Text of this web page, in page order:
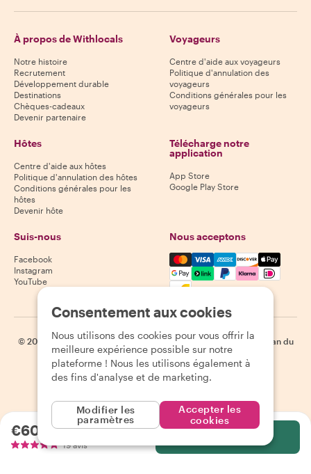
€60.00par personne
19 avis
À propos de Withlocals
Notre histoire
Recrutement
Développement durable
Destinations
Chèques-cadeaux
Devenir partenaire
Voyageurs
Centre d'aide aux voyageurs
Politique d'annulation des
voyageurs
Conditions générales pour les
voyageurs
Hôtes
Centre d'aide aux hôtes
Politique d'annulation des hôtes
Conditions générales pour les
hôtes
Devenir hôte
Télécharge notre
application
App Store
Google Play Store
Suis-nous
Facebook
Instagram
YouTube
Nous acceptons
Mastercard, Visa, Amex,
© 2026 Withlocals.com | Politique de confidentialité | Cookies
Plan du
site
Consentement aux cookies
Nous utilisons des cookies pour vous offrir la
meilleure expérience possible sur notre
plateforme ! Nous les utilisons également à
des fins d'analyse et de marketing.
Modifier les
paramètres
Accepter les
cookies